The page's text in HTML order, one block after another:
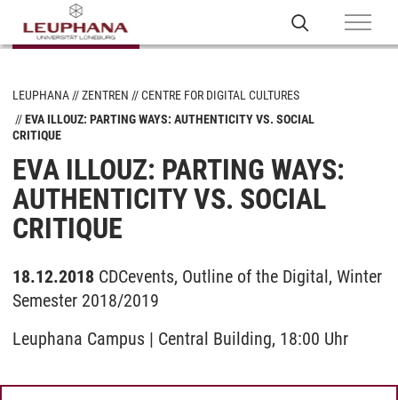
LEUPHANA ZENTREN
CENTRE FOR DIGITAL CULTURES
EVA ILLOUZ: PARTING WAYS: AUTHENTICITY VS. SOCIAL
CRITIQUE
EVA ILLOUZ: PARTING WAYS:
AUTHENTICITY VS. SOCIAL
CRITIQUE
18.12.2018 CDCevents, Outline of the Digital, Winter
Semester 2018/2019
Leuphana Campus | Central Building, 18:00 Uhr